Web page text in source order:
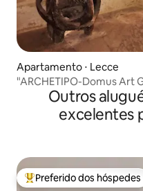
Apartamento ⋅ Lecce
"ARCHETIPO-Domus Art
Outros
excelentes
Entre os melhores
Preferido dos hóspedes